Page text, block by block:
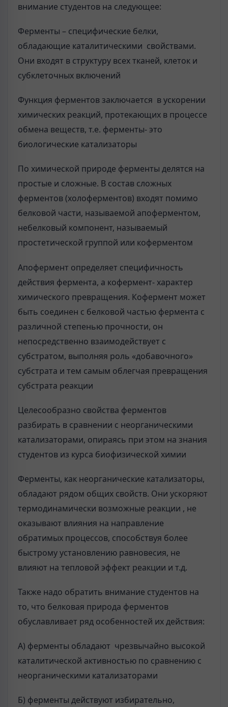
внимание студентов на следующее:
Ферменты – специфические белки,
обладающие каталитическими свойствами.
Они входят в структуру всех тканей, клеток и
субклеточных включений
Функция ферментов заключается в ускорении
химических реакций, протекающих в процессе
обмена веществ, т.е. ферменты- это
биологические катализаторы
По химической природе ферменты делятся на
простые и сложные. В состав сложных
ферментов (холоферментов) входят помимо
белковой части, называемой апоферментом,
небелковый компонент, называемый
простетической группой или коферментом
Апофермент определяет специфичность
действия фермента, а кофермент- характер
химического превращения. Кофермент может
быть соединен с белковой частью фермента с
различной степенью прочности, он
непосредственно взаимодействует с
субстратом, выполняя роль «добавочного»
субстрата и тем самым облегчая превращения
субстрата реакции
Целесообразно свойства ферментов
разбирать в сравнении с неорганическими
катализаторами, опираясь при этом на знания
студентов из курса биофизической химии
Ферменты, как неорганические катализаторы,
обладают рядом общих свойств. Они ускоряют
термодинамически возможные реакции , не
оказывают влияния на направление
обратимых процессов, способствуя более
быстрому установлению равновесия, не
влияют на тепловой эффект реакции и т.д.
Также надо обратить внимание студентов на
то, что белковая природа ферментов
обуславливает ряд особенностей их действия:
А) ферменты обладают чрезвычайно высокой
каталитической активностью по сравнению с
неорганическими катализаторами
Б) ферменты действуют избирательно,